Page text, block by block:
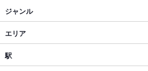
ジャンル
焼肉・ホルモン
焼肉
エリア
四条烏丸
駅